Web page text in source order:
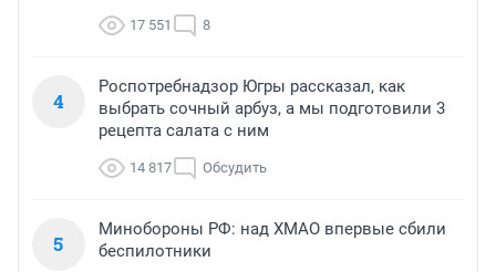
17 551 8
4
Роспотребнадзор Югры рассказал, как
выбрать сочный арбуз, а мы подготовили 3
рецепта салата с ним
14 817 Обсудить
5
Минобороны РФ: над ХМАО впервые сбили
беспилотники